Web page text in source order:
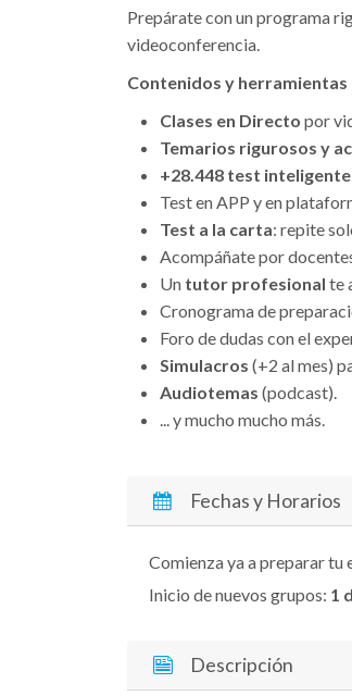
Prepárate con un programa
videoconferencia.
Contenidos y
Clases en Directo por
Temarios rigurosos y
+28.448 test
Test en APP y en
Test a la carta: repite
Acompáñate por
Un tutor profesional te
Cronograma de
Foro de dudas con el
Simulacros (+2 al mes)
Audiotemas (podcast).
... y mucho mucho más.
Fechas y Horarios
Comienza ya a preparar tu
Inicio de nuevos grupos: 1
Descripción